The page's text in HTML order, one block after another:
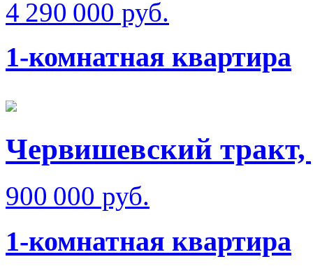
4 290 000 руб.
1-комнатная квартира
Червишевский тракт,
900 000 руб.
1-комнатная квартира